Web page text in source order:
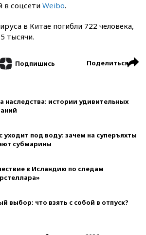
в соцсетиWeibo.
в Китае погибли 722 человека,
тысячи.
Подпишись Поделиться
наследства: истории удивительных
уходит под воду: зачем на суперъяхты
субмарины
в Исландию по следам
выбор: что взять с собой в отпуск?